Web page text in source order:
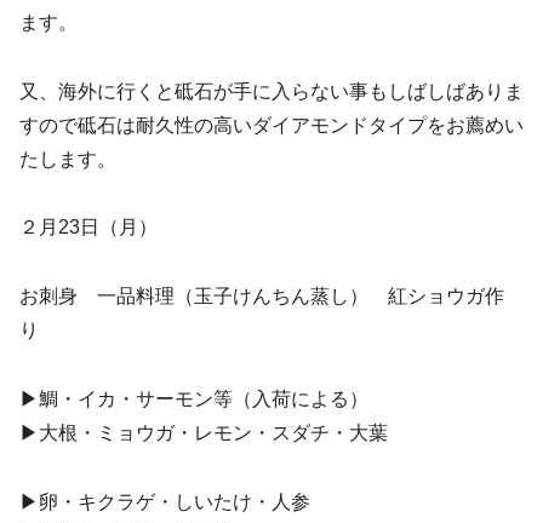
ます。
又、海外に行くと砥石が手に入らない事もしばしばありま
すので砥石は耐久性の高いダイアモンドタイプをお薦めい
たします。
２月23日（月）
お刺身 一品料理（玉子けんちん蒸し） 紅ショウガ作
り
▶︎鯛・イカ・サーモン等（入荷による）
▶︎大根・ミョウガ・レモン・スダチ・大葉
▶︎卵・キクラゲ・しいたけ・人参